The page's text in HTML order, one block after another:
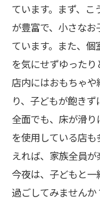
ています。まず、
が豊富で、小さな
ています。また、
を気にせずゆったり
店内にはおもちゃ
り、子どもが飽き
全面でも、床が滑
を使用している店
えれば、家族全員が
今夜は、子どもと
過ごしてみませんか